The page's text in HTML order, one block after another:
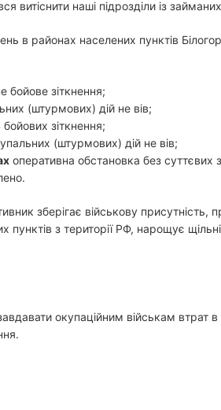
витіснити наші підрозділи із
в районах населених пунктів
бойове зіткнення;
(штурмових) дій не вів;
зіткнення;
(штурмових) дій не вів;
оперативна обстановка без
зберігає військову присутність,
пунктів з території РФ, нарощує
окупаційним військам втрат в